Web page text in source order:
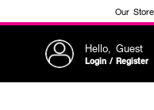
Our
Hello, Guest
Login / Register